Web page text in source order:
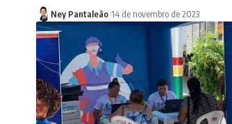
Ney Pantaleão 14 de novembro de 2023